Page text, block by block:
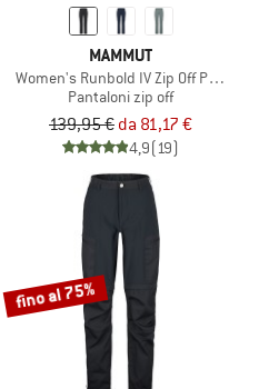
MAMMUT
Women's Runbold IV Zip Off Pants
Pantaloni zip off
139,95 € da 81,17 €
4,9(19)
fino al 75%